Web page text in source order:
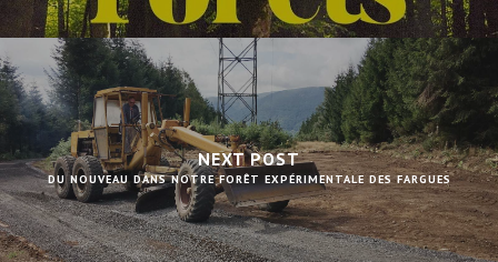
NEXT POST
DU NOUVEAU DANS NOTRE FORÊT EXPÉRIMENTALE DES FARGUES